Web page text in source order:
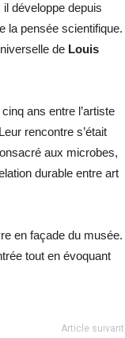
développe depuis
la pensée scientifique.
de Louis
ans entre l’artiste
rencontre s’était
aux microbes,
durable entre art
en façade du musée.
tout en évoquant
Article suivant